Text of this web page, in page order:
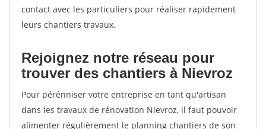
contact avec les particuliers pour réaliser rapidement
leurs chantiers travaux.
Rejoignez notre réseau pour
trouver des chantiers à Nievroz
Pour pérénniser votre entreprise en tant qu'artisan
dans les travaux de rénovation Nievroz, il faut pouvoir
alimenter régulièrement le planning chantiers de son